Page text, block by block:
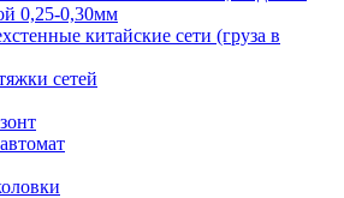
0,25-0,30мм
китайские сети (груза в
сетей